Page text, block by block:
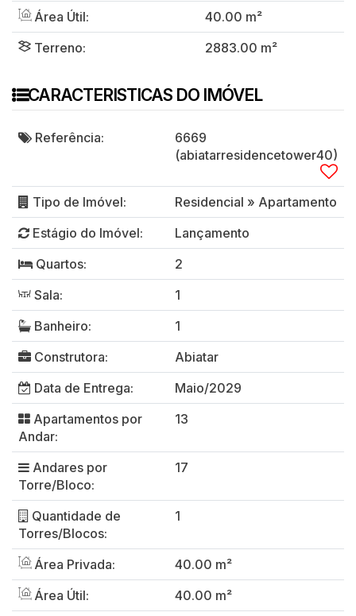
Área Útil:
40.00 m²
Terreno:
2883.00 m²
CARACTERISTICAS DO IMÓVEL
Referência:
6669
(abiatarresidencetower40)
Tipo de Imóvel: Residencial » Apartamento
Estágio do Imóvel:
Lançamento
Quartos:
2
Sala:
1
Banheiro:
1
Construtora:
Abiatar
Data de Entrega:
Maio/2029
Apartamentos por
Andar:
13
Andares por
Torre/Bloco:
17
Quantidade de
Torres/Blocos:
1
Área Privada:
40.00 m²
Área Útil:
40.00 m²